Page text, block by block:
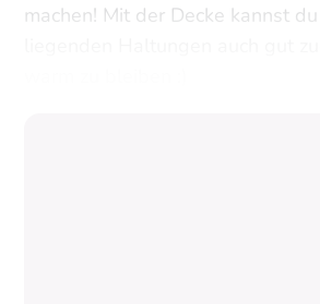
machen! Mit der Decke kannst